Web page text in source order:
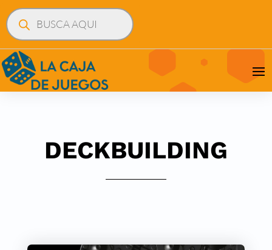
Búsqueda
de
productos
DECKBUILDING